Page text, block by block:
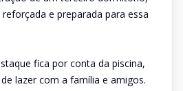
e preparada para essa
fica por conta da piscina,
lazer com a família e amigos.